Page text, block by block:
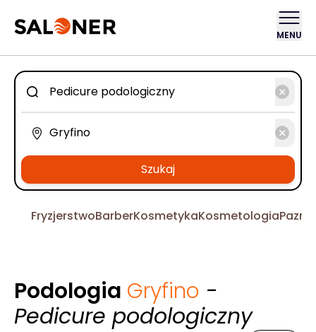
MENU
Szukaj
FryzjerstwoBarberKosmetykaKosmetologia
Podologia Gryfino -
Pedicure podologiczny